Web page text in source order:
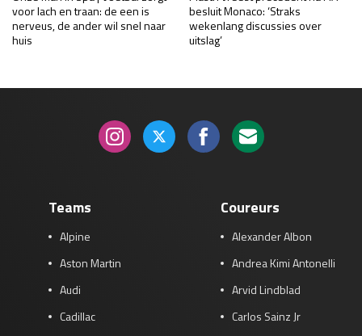
voor lach en traan: de een is
nerveus, de ander wil snel naar
huis
besluit Monaco: ‘Straks
wekenlang discussies over
uitslag’
Teams
Alpine
Aston Martin
Audi
Cadillac
Coureurs
Alexander Albon
Andrea Kimi Antonelli
Arvid Lindblad
Carlos Sainz Jr